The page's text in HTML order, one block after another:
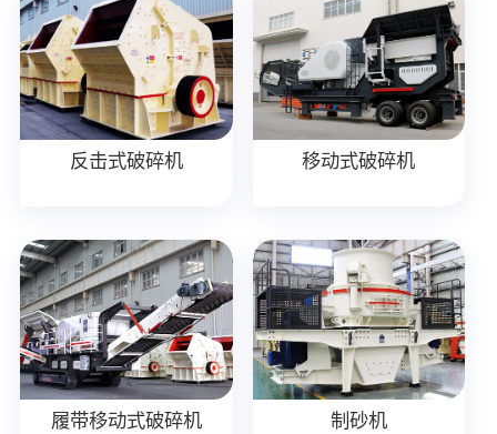
反击式破碎机 移动式破碎机
履带移动式破碎机 制砂机